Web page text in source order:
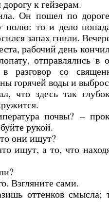
к гейзерам.
Он пошел по
полю: то и дело
запах гнили.
рабочий день
отправлялись в
в разговор со
горячей воды и
здесь так
почвы? –
рукой.
они ищут?
ищут, а то, что
Взгляните сами.
оттенков смысла;